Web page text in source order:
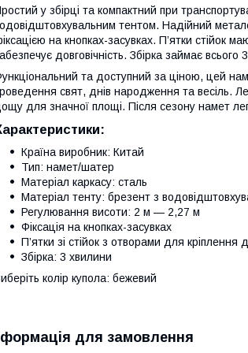
у збірці та компактний при
тентом. Надійний
на кнопках-засувках. П’ятки стійок
довговічність. Збірка займає всього
та доступний за ціною, цей
свят, днів народження та весіль.
для значної площі. Після сезону намет
Країна виробник: Китай
Тип: намет/шатер
Матеріал каркасу: сталь
Матеріал тенту: брезент з
Регулювання висоти: 2 м — 2,27 м
Фіксація на кнопках-засувках
П’ятки зі стійок з отворами для кріплення
Збірка: 3 хвилини
колір купола: бежевий
для замовлення